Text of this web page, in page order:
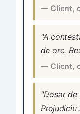
— Client,
"A
de ore.
— Client,
"Dosar de
Prejudiciu